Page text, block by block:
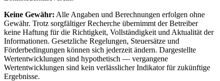
Keine Gewähr: Alle Angaben und Berechnungen erfolgen ohne
Gewähr. Trotz sorgfältiger Recherche übernimmt der Betreiber
keine Haftung für die Richtigkeit, Vollständigkeit und Aktualität der
Informationen. Gesetzliche Regelungen, Steuersätze und
Förderbedingungen können sich jederzeit ändern. Dargestellte
Wertentwicklungen sind hypothetisch — vergangene
Wertentwicklungen sind kein verlässlicher Indikator für zukünftige
Ergebnisse.